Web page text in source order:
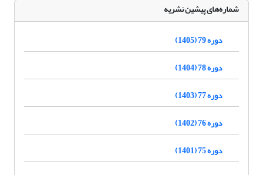
شماره‌های پیشین نشریه
دوره 79 (1405)
دوره 78 (1404)
دوره 77 (1403)
دوره 76 (1402)
دوره 75 (1401)